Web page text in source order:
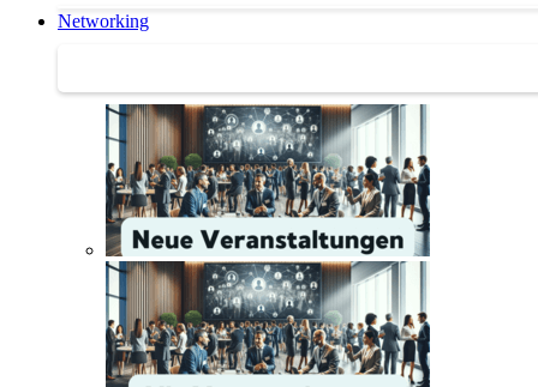
Networking